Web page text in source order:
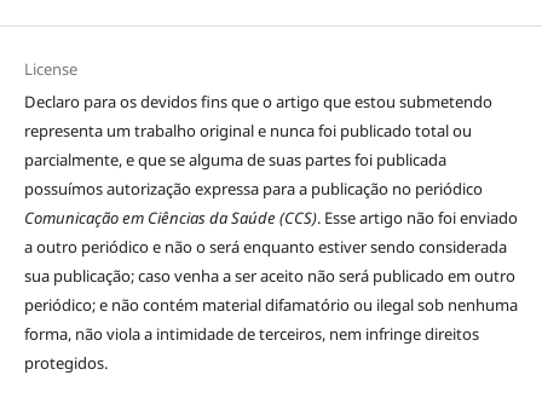
License
Declaro para os devidos fins que o artigo que estou submetendo
representa um trabalho original e nunca foi publicado total ou
parcialmente, e que se alguma de suas partes foi publicada
possuímos autorização expressa para a publicação no periódico
Comunicação em Ciências da Saúde (CCS). Esse artigo não foi enviado
a outro periódico e não o será enquanto estiver sendo considerada
sua publicação; caso venha a ser aceito não será publicado em outro
periódico; e não contém material difamatório ou ilegal sob nenhuma
forma, não viola a intimidade de terceiros, nem infringe direitos
protegidos.